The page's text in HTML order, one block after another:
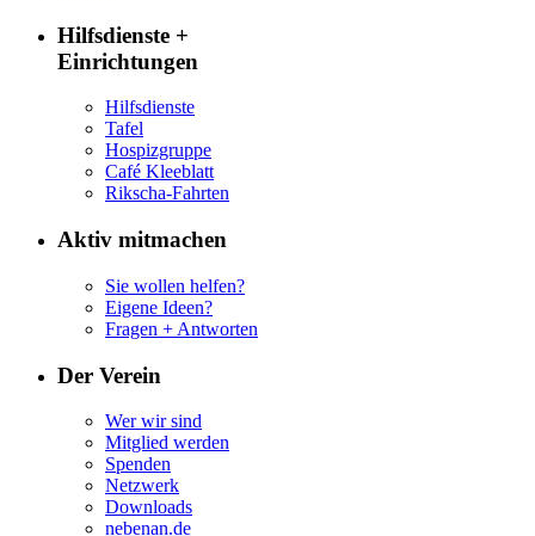
Hilfsdienste +
Einrichtungen
Hilfsdienste
Tafel
Hospizgruppe
Café Kleeblatt
Rikscha-Fahrten
Aktiv mitmachen
Sie wollen helfen?
Eigene Ideen?
Fragen + Antworten
Der Verein
Wer wir sind
Mitglied werden
Spenden
Netzwerk
Downloads
nebenan.de